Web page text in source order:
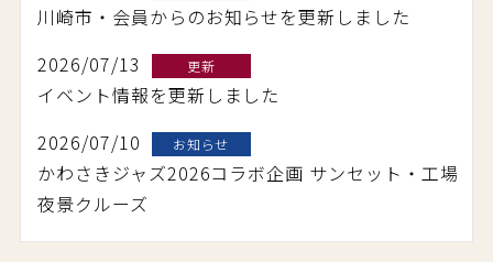
川崎市・会員からのお知らせを更新しました
2026/07/13
更新
イベント情報を更新しました
2026/07/10
お知らせ
かわさきジャズ2026コラボ企画 サンセット・工場
夜景クルーズ